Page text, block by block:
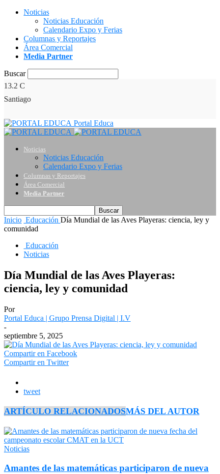
Noticias
Noticias Educación
Calendario Expo y Ferias
Columnas y Reportajes
Área Comercial
Media Partner
Buscar
13.2 C
Santiago
Portal Educa
Noticias
Noticias Educación
Calendario Expo y Ferias
Columnas y Reportajes
Área Comercial
Media Partner
Inicio Educación Día Mundial de las Aves Playeras: ciencia, ley y
comunidad
Educación
Noticias
Día Mundial de las Aves Playeras:
ciencia, ley y comunidad
Por
Portal Educa | Grupo Prensa Digital | I.V
-
septiembre 5, 2025
Compartir en Facebook
Compartir en Twitter
tweet
ARTÍCULO RELACIONADOSMÁS DEL AUTOR
Noticias
Amantes de las matemáticas participaron de nueva